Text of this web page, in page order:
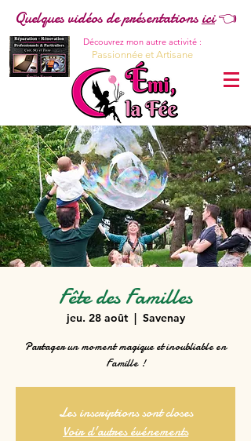
Quelques vidéos de présentationsici👈
Découvrez mon autre activité :
Passionnée et Artisane
Fête des Familles
jeu. 28 août
  |
Savenay
Partager un moment magique et inoubliable en
Famille !
Les inscriptions sont closes
Voir d'autres événements